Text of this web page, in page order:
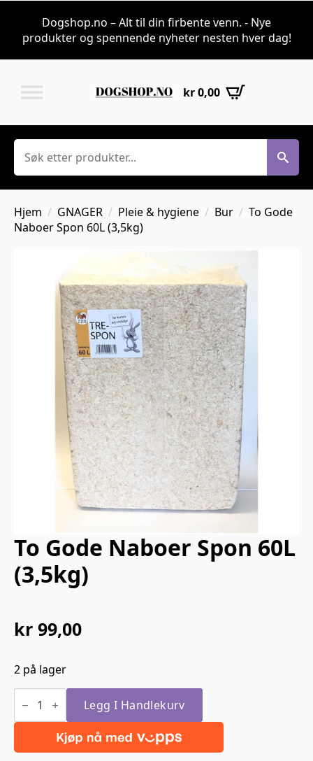
Dogshop.no – Alt til din firbente venn. - Nye
produkter og spennende nyheter nesten hver dag!
kr0,00
Søk
Hjem GNAGER Pleie & hygiene Bur
To Gode
Naboer Spon 60L (3,5kg)
To Gode Naboer Spon 60L
(3,5kg)
kr 99,00
2 på lager
To
Gode
Spon
(3,5kg)
Legg I Handlekurv